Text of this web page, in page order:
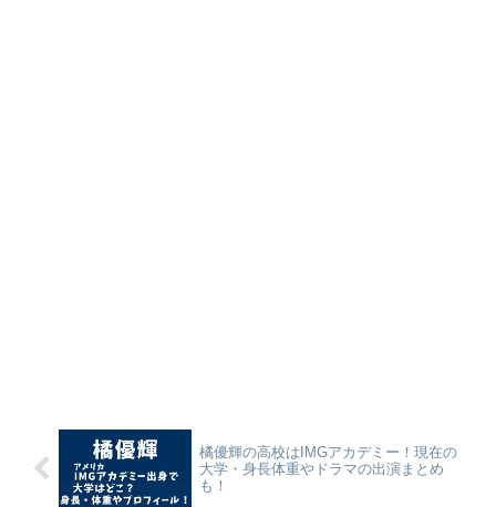
橘優輝の高校はIMGアカデミー！現在の
大学・身長体重やドラマの出演まとめ
も！